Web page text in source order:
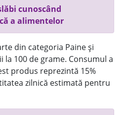
cunoscând
a alimentelor
din categoria Paine și
la 100 de grame. Consumul a
produs reprezintă 15%
zilnică estimată pentru